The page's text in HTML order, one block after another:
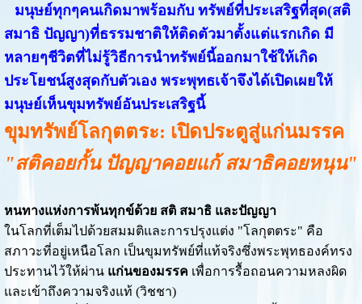
มนุษย์ทุกๆคนเกิดมาพร้อมกับ ทรัพย์ที่ประเสริฐที่สุด(สติ
สมาธิ ปัญญา)ที่ธรรมชาติให้ติดตัวมาตั้งแต่แรกเกิด มี
หลายๆชีวิตที่ไม่รู้วิธีการนำทรัพย์นี้ออกมาใช้ให้เกิด
ประโยชน์สูงสุดกับตัวเอง พระพุทธเจ้าจึงได้เปิดเผยให้
มนุษย์เห็นขุมทรัพย์อันประเสริฐนี้
ขุมทรัพย์โลกุตตระ: เปิดประตูสู่แก่นมรรค
"สติคอยกั้น ปัญญาคอยแก้ สมาธิคอยหนุน"
หนทางแห่งการพ้นทุกข์ด้วย สติ สมาธิ และปัญญา
ในโลกที่เต็มไปด้วยสมมติและการปรุงแต่ง "โลกุตตระ" คือ
สภาวะที่อยู่เหนือโลก เป็นขุมทรัพย์ที่แท้จริงซึ่งพระพุทธองค์ทรง
ประทานไว้ให้ผ่าน แก่นของมรรค เพื่อการรื้อถอนความหลงผิด
และเข้าถึงความจริงแท้ (วิชชา)